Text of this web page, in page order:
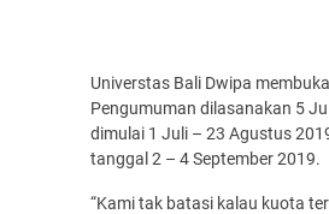
Universtas Bali Dwipa
Pengumuman dilasanakan 5
dimulai 1 Juli – 23 Agustus
tanggal 2 – 4 September 2019.
“Kami tak batasi kalau kuota